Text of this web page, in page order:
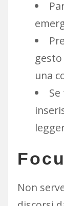
gesto
una
Non